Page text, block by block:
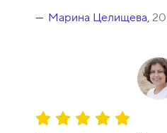
Марина Целищева,
О